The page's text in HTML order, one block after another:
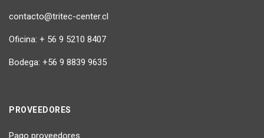
contacto@tritec-center.cl
Oficina: + 56 9 5210 8407
Bodega: +56 9 8839 9635
PROVEEDORES